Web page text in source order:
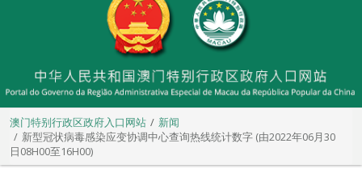
澳门特别行政区政府入口网站
新闻
新型冠状病毒感染应变协调中心查询热线统计数字 (由2022年06月30
日08H00至16H00)